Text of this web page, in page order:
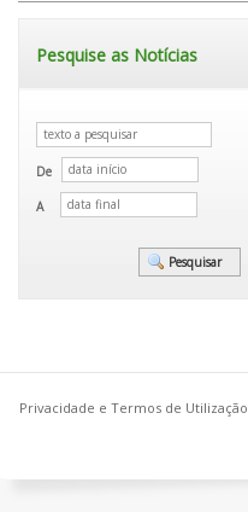
Pesquise as Notícias
De
A
Privacidade e Termos de Utilização